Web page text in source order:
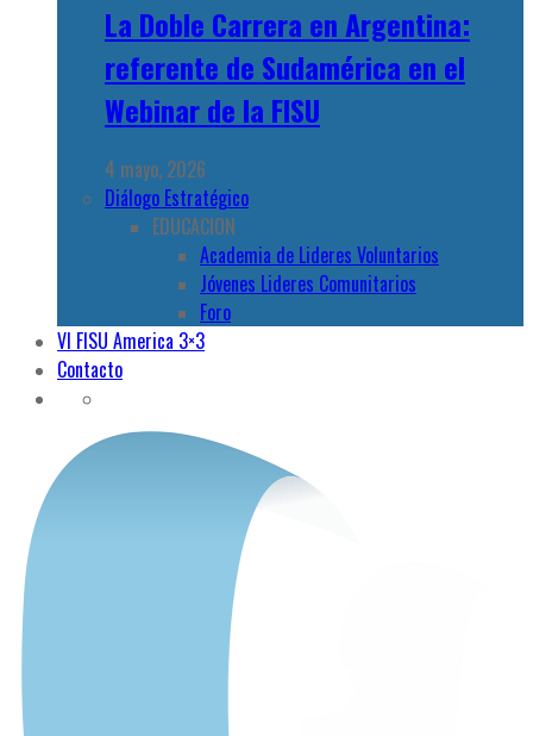
La Doble Carrera en Argentina:
referente de Sudamérica en el
Webinar de la FISU
4 mayo, 2026
Diálogo Estratégico
EDUCACION
Academia de Lideres Voluntarios
Jóvenes Lideres Comunitarios
Foro
VI FISU America 3×3
Contacto